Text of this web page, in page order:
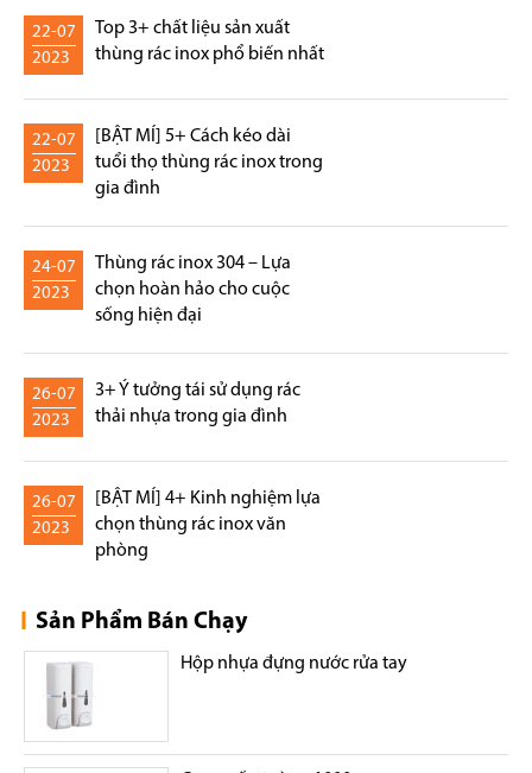
22-07
2023
Top 3+ chất liệu sản xuất
thùng rác inox phổ biến nhất
22-07
2023
[BẬT MÍ] 5+ Cách kéo dài
tuổi thọ thùng rác inox trong
gia đình
24-07
2023
Thùng rác inox 304 – Lựa
chọn hoàn hảo cho cuộc
sống hiện đại
26-07
2023
3+ Ý tưởng tái sử dụng rác
thải nhựa trong gia đình
26-07
2023
[BẬT MÍ] 4+ Kinh nghiệm lựa
chọn thùng rác inox văn
phòng
Sản Phẩm Bán Chạy
Hộp nhựa đựng nước rửa tay